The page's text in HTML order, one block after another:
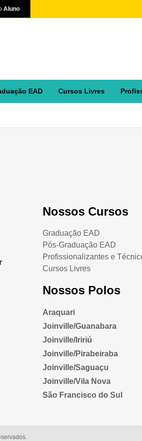
Aluno
EAD Cursos Livres
Nossos Cursos
Graduação EAD
Pós-Graduação EAD
Profissionalizantes e
Cursos Livres
Nossos Polos
Araquari
Joinville/Guanabara
Joinville/Iririú
Joinville/Pirabeiraba
Joinville/Saguaçu
Joinville/Vila Nova
São Francisco do Sul